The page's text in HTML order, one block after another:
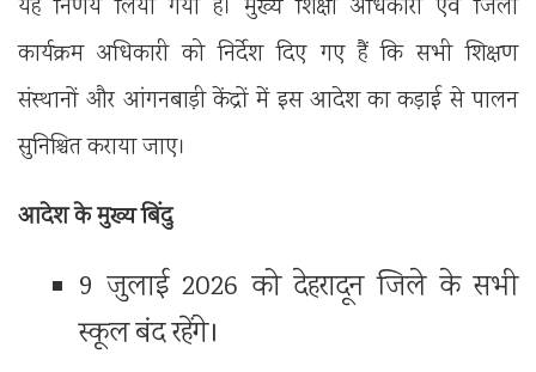
यह निर्णय लिया गया है। मुख्य शिक्षा अधिकारी एवं जिला
कार्यक्रम अधिकारी को निर्देश दिए गए हैं कि सभी शिक्षण
संस्थानों और आंगनबाड़ी केंद्रों में इस आदेश का कड़ाई से पालन
सुनिश्चित कराया जाए।
आदेश के मुख्य बिंदु
9 जुलाई 2026 को देहरादून जिले के सभी
स्कूल बंद रहेंगे।